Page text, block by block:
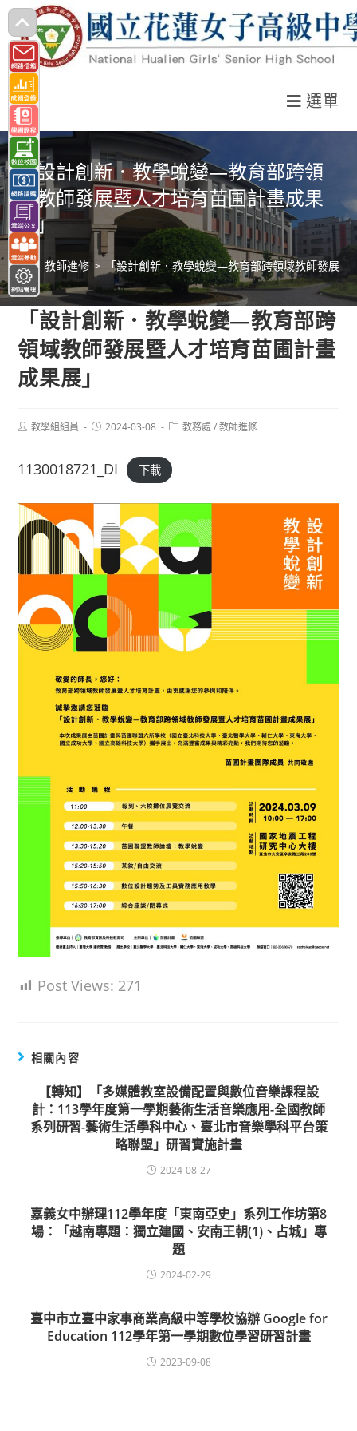
跳
轉
至
主
要
內
容
選單
「設計創新．教學蛻變—教育部跨領
域教師發展暨人才培育苗圃計畫成果
展」
> 教師進修 > 「設計創新．教學蛻變—教育部跨領域教師發展
「設計創新．教學蛻變—教育部跨
領域教師發展暨人才培育苗圃計畫
成果展」
Post教學組組員
Post2024-03-08
Post教務處 / 教師進修
1130018721_DI 下載
Post Views: 271
相關內容
【轉知】「多媒體教室設備配置與數位音樂課程設
計：113學年度第一學期藝術生活音樂應用-全國教師
系列研習-藝術生活學科中心、臺北市音樂學科平台策
略聯盟」研習實施計畫
2024-08-27
嘉義女中辦理112學年度「東南亞史」系列工作坊第8
場：「越南專題：獨立建國、安南王朝(1)、占城」專
題
2024-02-29
臺中市立臺中家事商業高級中等學校協辦 Google for
Education 112學年第一學期數位學習研習計畫
2023-09-08